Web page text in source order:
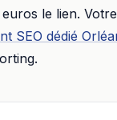
le lien.
SEO dédié